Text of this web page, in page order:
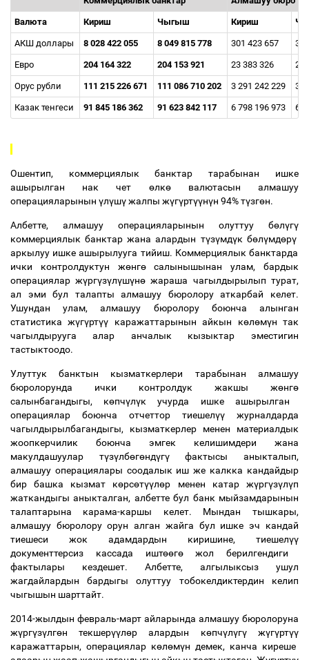
Валюта Кириш Чыгыш Кириш
АКШ доллары 8 028 422 055 8 049 815 778 301 423 657
Евро 204 164 322 204 153 921 23 383 326 23
Орус рубли 111 215 226 671 111 086 710 202 3 291 242 229 3
Казак тенгеси 91 845 186 362 91 623 842 117 6 798 196 973 6
Ошентип, коммерциялык банктар тарабынан ишке
ашырылган нак чет өлкөвалютасын алмашуу
операцияларынын үлүшүжалпы жүгүртүүнүн 94% түзгөн.
Албетте, алмашуу операцияларынын олуттуу бөлүгү
коммерциялык банктар жана алардын түзүмдүк бөлүмдөрү
аркылуу ишке ашырылууга тийиш. Коммерциялык банктарда
ички контролдуктун жөнгөсалынышынан улам, бардык
операциялар жүргүзүлүшүнө жараша чагылдырылып турат,
ал эми бул талапты алмашуу бюролору аткарбай келет.
Ушундан улам, алмашуу бюролору боюнча алынган
статистика жүгүртүү каражаттарынын айкын көлөмүн так
чагылдырууга алар анчалык кызыктар эместигин
тастыктоодо.
Улуттук банктын кызматкерлери тарабынан алмашуу
бюролорунда ички контролдук жакшы жөнгө
салынбагандыгы, көпчүлүк учурда ишке ашырылган
операциялар боюнча отчеттор тиешелүү журналдарда
чагылдырылбагандыгы, кызматкерлер менен материалдык
жоопкерчилик боюнча эмгек келишимдери жана
макулдашуулар түзүлбөгөндүгүфактысы аныкталып,
алмашуу операциялары соодалык иш же калкка кандайдыр
бир башка кызмат көрсөтүүлөр менен катар жүргүзүлүп
жаткандыгы аныкталган, албетте бул банк мыйзамдарынын
талаптарына карама-каршы келет. Мындан тышкары,
алмашуу бюролору орун алган жайга бул ишке эч кандай
тиешеси жок адамдардын киришине, тиешелүү
документтерсиз кассада иштөөгөжол берилгендиги
фактылары кездешет. Албетте, алгылыксыз ушул
жагдайлардын бардыгы олуттуу тобокелдиктердин келип
чыгышын шарттайт.
2014-жылдын февраль-март айларында алмашуу бюролоруна
жүргүзүлгөн текшерүүлөр алардын көпчүлүгүжүгүртүү
каражаттарын, операциялар көлөмүн демек, канча киреше